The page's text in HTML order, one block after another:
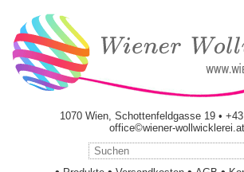
1070 Wien, Schottenfeldgasse 19 •
office©wiener-wollwicklerei.at